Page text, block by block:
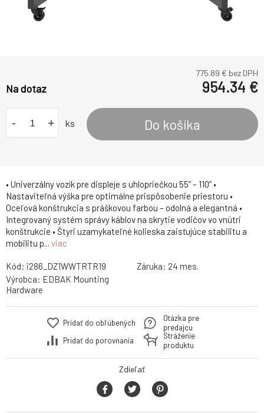
• Univerzálny vozík pre displeje s uhlopriečkou 55” – 110” •
Nastaviteľná výška pre optimálne prispôsobenie priestoru •
Oceľová konštrukcia s práškovou farbou – odolná a elegantná •
Integrovaný systém správy káblov na skrytie vodičov vo vnútri
konštrukcie • Štyri uzamykateľné kolieska zaisťujúce stabilitu a
mobilitu p... viac
775.89 € bez DPH
Na dotaz 954.34 €
- + ks Do košíka
Kód: i286_DZ1WWTRTR19 Záruka: 24 mes.
Výrobca: EDBAK Mounting
Hardware
Pridať do obľúbených
Pridať do porovnania
Otázka pre
predajcu
Stráženie
produktu
Zdieľať